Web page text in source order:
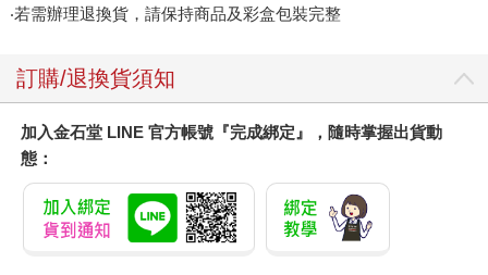
‧若需辦理退換貨，請保持商品及彩盒包裝完整
訂購/退換貨須知
加入金石堂 LINE 官方帳號『完成綁定』，隨時掌握出貨動
態：